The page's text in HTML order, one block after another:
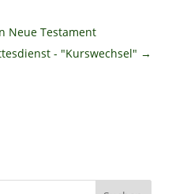
Neue Testament
- "Kurswechsel" →